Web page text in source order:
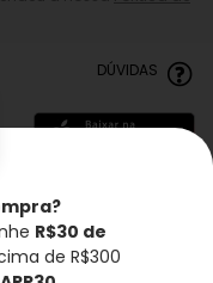
DÚVIDAS
Entrega rápida
R$30 de
de R$300